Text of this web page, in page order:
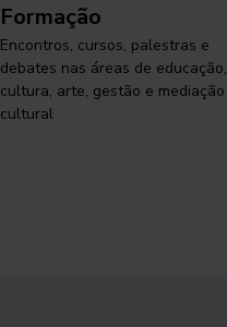
Formação
Encontros, cursos, palestras e
debates nas áreas de educação,
cultura, arte, gestão e mediação
cultural